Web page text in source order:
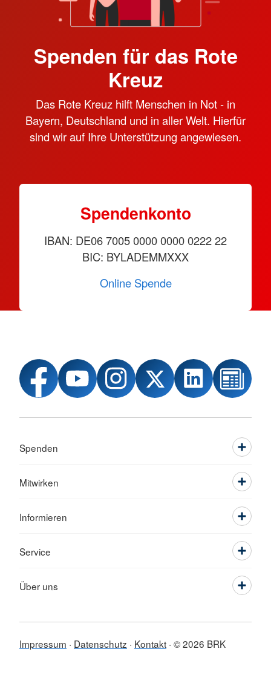
Spenden für das Rote
Kreuz
Das Rote Kreuz hilft Menschen in Not - in
Bayern, Deutschland und in aller Welt. Hierfür
sind wir auf Ihre Unterstützung angewiesen.
Spendenkonto
IBAN: DE06 7005 0000 0000 0222 22
BIC: BYLADEMMXXX
Online Spende
Spenden
Mitwirken
Informieren
Service
Über uns
Impressum Datenschutz Kontakt © 2026 BRK